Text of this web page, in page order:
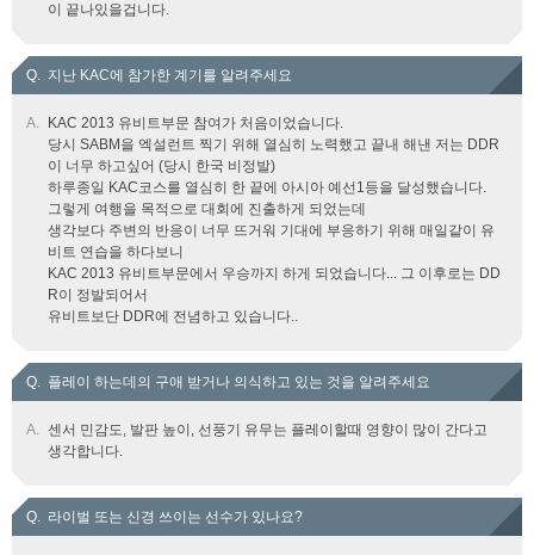
이 끝나있을겁니다.
Q. 지난 KAC에 참가한 계기를 알려주세요
A.
KAC 2013 유비트부문 참여가 처음이었습니다.
당시 SABM을 엑설런트 찍기 위해 열심히 노력했고 끝내 해낸 저는 DDR
이 너무 하고싶어 (당시 한국 비정발)
하루종일 KAC코스를 열심히 한 끝에 아시아 예선1등을 달성했습니다.
그렇게 여행을 목적으로 대회에 진출하게 되었는데
생각보다 주변의 반응이 너무 뜨거워 기대에 부응하기 위해 매일같이 유
비트 연습을 하다보니
KAC 2013 유비트부문에서 우승까지 하게 되었습니다... 그 이후로는 DD
R이 정발되어서
유비트보단 DDR에 전념하고 있습니다..
Q. 플레이 하는데의 구애 받거나 의식하고 있는 것을 알려주세요
A. 센서 민감도, 발판 높이, 선풍기 유무는 플레이할때 영향이 많이 간다고
생각합니다.
Q. 라이벌 또는 신경 쓰이는 선수가 있나요?